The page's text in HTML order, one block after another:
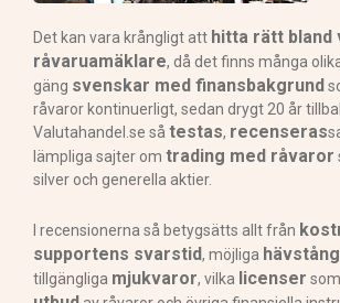
Det kan vara krångligt att hitta rätt bland
råvaruamäklare, då det finns många
gäng svenskar med finansbakgrund
råvaror kontinuerligt, sedan drygt 20 år
Valutahandel.se såtestas, recenseras
lämpliga sajter om trading med råvaror
silver och generella aktier.
I recensionerna så betygsätts allt från
supportens svarstid, möjliga
tillgängliga mjukvaror, vilka licenser